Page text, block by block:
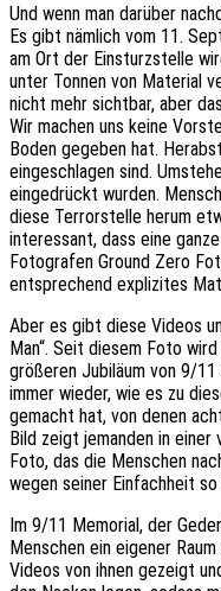
Und wenn man darüber
Es gibt nämlich vom 11.
am Ort der Einsturzstelle
unter Tonnen von Material
nicht mehr sichtbar, aber
Wir machen uns keine
Boden gegeben hat.
eingeschlagen sind.
eingedrückt wurden.
diese Terrorstelle herum
interessant, dass eine
Fotografen Ground Zero
entsprechend explizites
Aber es gibt diese Videos
Man“. Seit diesem Foto
größeren Jubiläum von 9/
immer wieder, wie es zu
gemacht hat, von denen
Bild zeigt jemanden in einer
Foto, das die Menschen
wegen seiner Einfachheit
Im 9/11 Memorial, der
Menschen ein eigener
Videos von ihnen gezeigt